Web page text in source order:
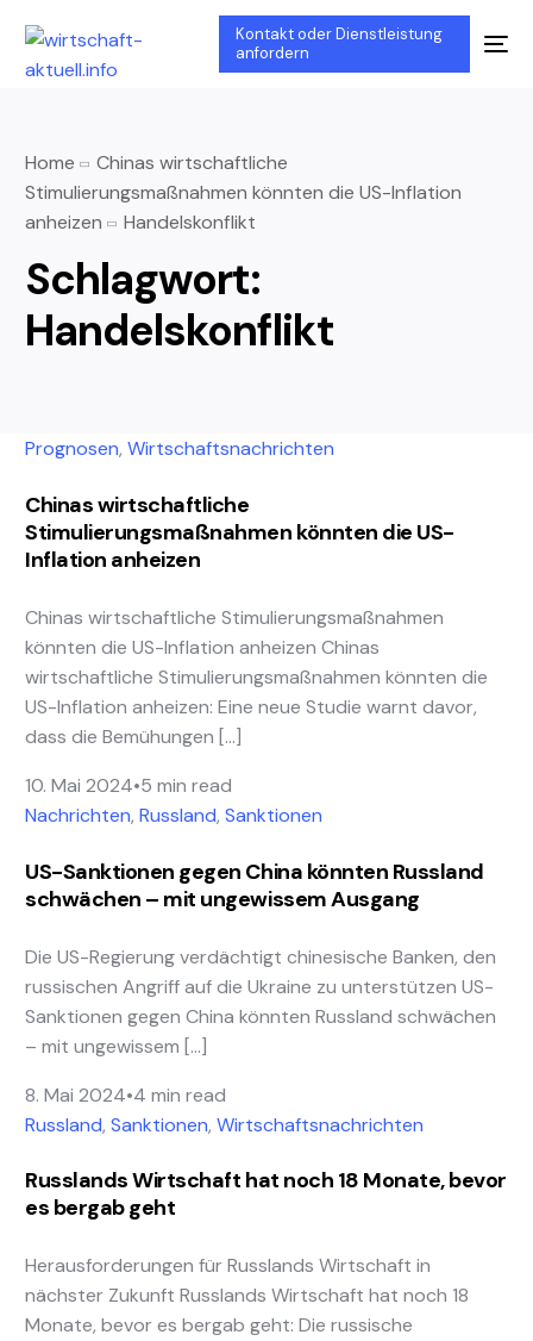
Kontakt oder Dienstleistung
anfordern
Home
Chinas wirtschaftliche
Stimulierungsmaßnahmen könnten die US-Inflation
anheizen
Handelskonflikt
Schlagwort:
Handelskonflikt
Prognosen,Wirtschaftsnachrichten
Chinas wirtschaftliche
Stimulierungsmaßnahmen könnten die US-
Inflation anheizen
Chinas wirtschaftliche Stimulierungsmaßnahmen
könnten die US-Inflation anheizen Chinas
wirtschaftliche Stimulierungsmaßnahmen könnten die
US-Inflation anheizen: Eine neue Studie warnt davor,
dass die Bemühungen […]
10. Mai 2024 5 min read
Nachrichten,Russland,Sanktionen
US-Sanktionen gegen China könnten Russland
schwächen – mit ungewissem Ausgang
Die US-Regierung verdächtigt chinesische Banken, den
russischen Angriff auf die Ukraine zu unterstützen US-
Sanktionen gegen China könnten Russland schwächen
– mit ungewissem […]
8. Mai 2024 4 min read
Russland,Sanktionen,Wirtschaftsnachrichten
Russlands Wirtschaft hat noch 18 Monate, bevor
es bergab geht
Herausforderungen für Russlands Wirtschaft in
nächster Zukunft Russlands Wirtschaft hat noch 18
Monate, bevor es bergab geht: Die russische